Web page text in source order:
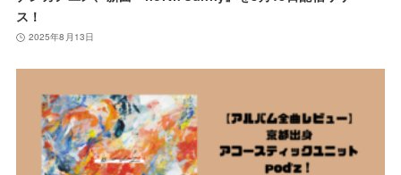
ス！
2025年8月13日